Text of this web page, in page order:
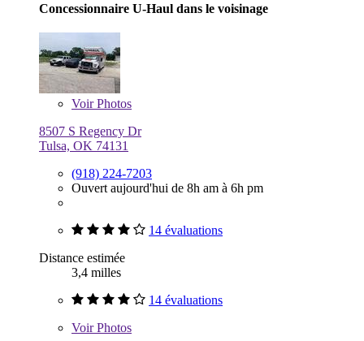
Concessionnaire U-Haul dans le voisinage
VoirPhotos
8507 S Regency Dr
Tulsa, OK 74131
(918) 224-7203
Ouvert aujourd'hui de 8h am à 6h pm
14 évaluations
Distance estimée
3,4 milles
14 évaluations
VoirPhotos